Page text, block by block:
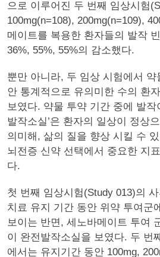
으로 이루어진 두 번째 임상시험
100mg(n=108), 200mg(n=109),
메이트를 복용한 환자들의 발작
36%, 55%, 55%의 감소했다.
뿐만 아니라, 두 임상 시험에서
안 통계적으로 유의미한 수의 환
보였다. 약물 투약 기간 중에 발작
발작소실’은 환자의 일상이 정상
의미해, 삶의 질을 향상 시킬 수
뇌전증 신약 선택에서 중요한 지
다.
첫 번째 임상시험(Study 013)의
치료 유지 기간 동안 위약 투여군
보이는 반면, 세노바메이트 투여
이 완전발작소실을 보였다. 두 번
에서는 유지기간 동안 100mg,